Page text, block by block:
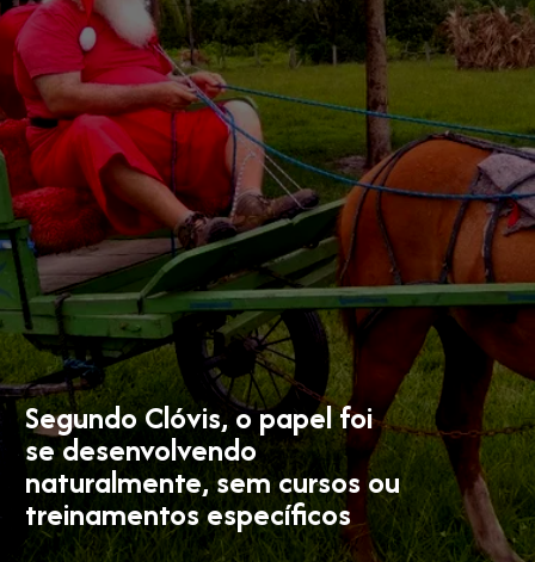
Segundo Clóvis, o papel foi
se desenvolvendo
naturalmente, sem cursos ou
treinamentos específicos